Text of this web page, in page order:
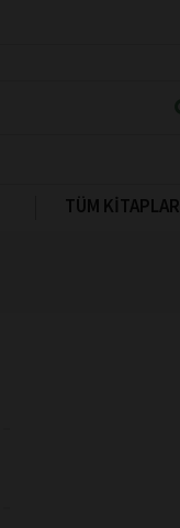
TÜM KİTAPLAR